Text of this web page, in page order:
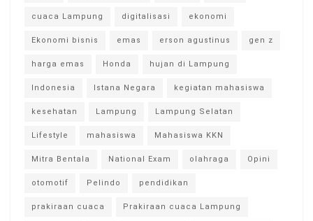
cuaca Lampung digitalisasi ekonomi
Ekonomi bisnis emas erson agustinus gen z
harga emas Honda hujan di Lampung
Indonesia Istana Negara kegiatan mahasiswa
kesehatan Lampung Lampung Selatan
Lifestyle mahasiswa Mahasiswa KKN
Mitra Bentala National Exam olahraga Opini
otomotif Pelindo pendidikan
prakiraan cuaca Prakiraan cuaca Lampung